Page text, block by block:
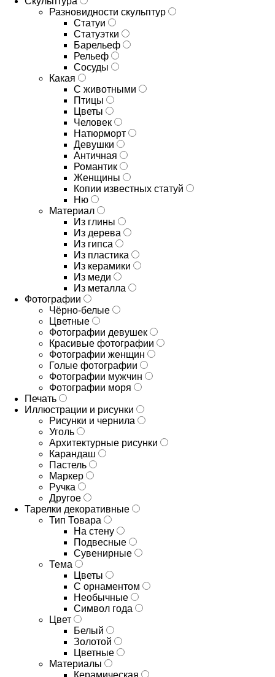
Разновидности скульптур
Статуи
Статуэтки
Барельеф
Рельеф
Сосуды
Какая
С животными
Птицы
Цветы
Человек
Натюрморт
Девушки
Античная
Романтик
Женщины
Копии известных статуй
Ню
Материал
Из глины
Из дерева
Из гипса
Из пластика
Из керамики
Из меди
Из металла
Фотографии
Чёрно-белые
Цветные
Фотографии девушек
Красивые фотографии
Фотографии женщин
Голые фотографии
Фотографии мужчин
Фотографии моря
Печать
Иллюстрации и рисунки
Рисунки и чернила
Уголь
Архитектурные рисунки
Карандаш
Пастель
Маркер
Ручка
Другое
Тарелки декоративные
Тип Товара
На стену
Подвесные
Сувенирные
Тема
Цветы
С орнаментом
Необычные
Символ года
Цвет
Белый
Золотой
Цветные
Материалы
Керамическая